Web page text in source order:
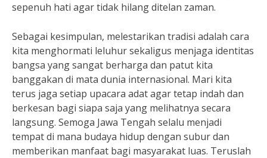
sepenuh hati agar tidak hilang ditelan zaman.
Sebagai kesimpulan, melestarikan tradisi adalah cara
kita menghormati leluhur sekaligus menjaga identitas
bangsa yang sangat berharga dan patut kita
banggakan di mata dunia internasional. Mari kita
terus jaga setiap upacara adat agar tetap indah dan
berkesan bagi siapa saja yang melihatnya secara
langsung. Semoga Jawa Tengah selalu menjadi
tempat di mana budaya hidup dengan subur dan
memberikan manfaat bagi masyarakat luas. Teruslah